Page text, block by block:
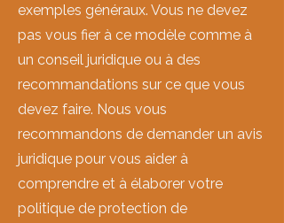
exemples généraux. Vous ne devez
pas vous fier à ce modèle comme à
un conseil juridique ou à des
recommandations sur ce que vous
devez faire. Nous vous
recommandons de demander un avis
juridique pour vous aider à
comprendre et à élaborer votre
politique de protection de